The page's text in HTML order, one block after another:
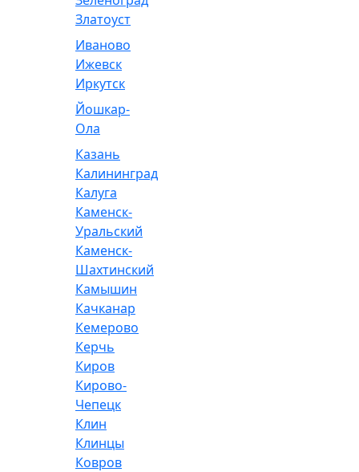
Златоуст
Иваново
Ижевск
Иркутск
Йошкар-
Ола
Казань
Калининград
Калуга
Каменск-
Уральский
Каменск-
Шахтинский
Камышин
Качканар
Кемерово
Керчь
Киров
Кирово-
Чепецк
Клин
Клинцы
Ковров